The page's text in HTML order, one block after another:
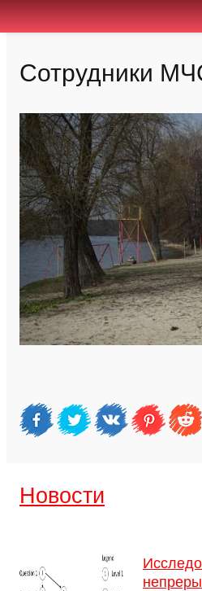
Сотрудники
Новости